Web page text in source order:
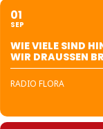
01
SEP
WIE VIELE SIND
WIR DRAUSSEN
RADIO FLORA